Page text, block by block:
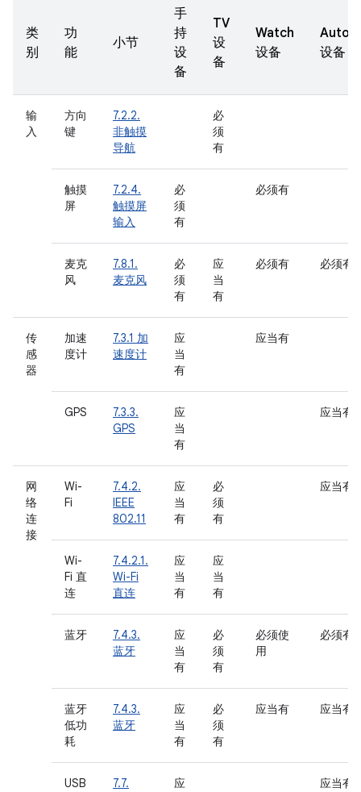
类
别
功
能
小节
手
持
设
备
TV
设
备
Watch
设备
设备
输
入
方向
键
7.2.2.
非触摸
导航
必
须
有
触摸
屏
7.2.4.
触摸屏
输入
必
须
有
必须有
麦克
风
7.8.1.
麦克风
必
须
有
应
当
有
必须有 必须有
传
感
器
加速
度计
7.3.1 加
速度计
应
当
有
应当有
GPS
7.3.3.
GPS
应
当
有
应当有
网
络
连
接
Wi-
Fi
7.4.2.
IEEE
802.11
应
当
有
必
须
有
应当有
Wi-
Fi 直
连
7.4.2.1.
Wi-Fi
直连
应
当
有
应
当
有
蓝牙
7.4.3.
蓝牙
应
当
有
必
须
有
必须使
用
必须有
蓝牙
低功
耗
7.4.3.
蓝牙
应
当
有
必
须
有
应当有 应当有
USB
7.7.
应
应当有